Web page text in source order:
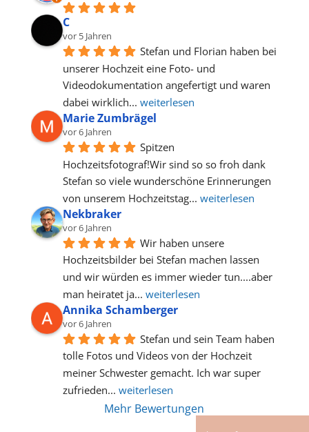
C
vor 5 Jahren
Stefan und Florian haben bei
unserer Hochzeit eine Foto- und
Videodokumentation angefertigt und waren
dabei wirklich... weiterlesen
Marie Zumbrägel
vor 6 Jahren
Spitzen
Hochzeitsfotograf!Wir sind so so froh dank
Stefan so viele wunderschöne Erinnerungen
von unserem Hochzeitstag... weiterlesen
Nekbraker
vor 6 Jahren
Wir haben unsere
Hochzeitsbilder bei Stefan machen lassen
und wir würden es immer wieder tun....aber
man heiratet ja... weiterlesen
Annika Schamberger
vor 6 Jahren
Stefan und sein Team haben
tolle Fotos und Videos von der Hochzeit
meiner Schwester gemacht. Ich war super
zufrieden... weiterlesen
Mehr Bewertungen